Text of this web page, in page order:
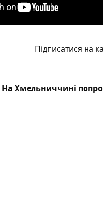
Підписатися на
На Хмельниччині